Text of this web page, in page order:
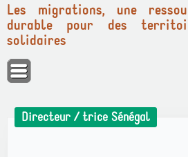
Panneau de gestion des cookies
Les migrations, une
durable pour des
solidaires
Directeur / trice Sénégal